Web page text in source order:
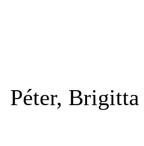
Péter,